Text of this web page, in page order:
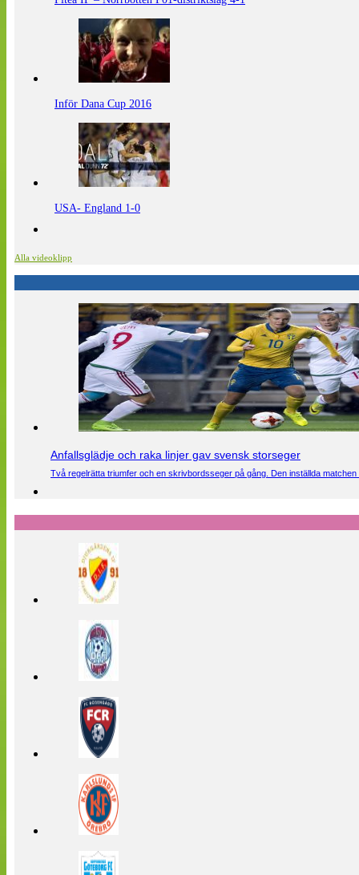
Inför Dana Cup 2016
USA- England 1-0
Alla videoklipp
Anfallsglädje och raka linjer gav svensk storseger
Två regelrätta triumfer och en skrivbordsseger på gång. Den inställda